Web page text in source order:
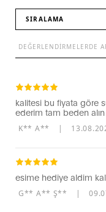
SIRALAMA
kalitesi bu fiyata göre
ederim tam beden
K** A** |
esime hediye aldim
G** A** Ş** |